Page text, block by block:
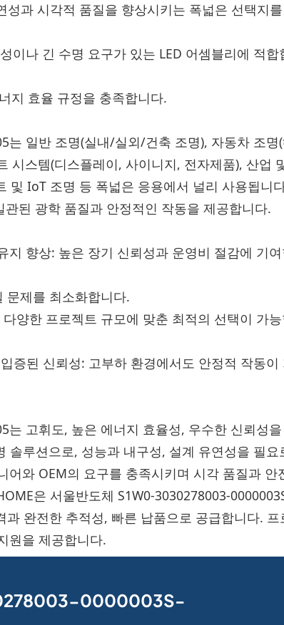
성과 시각적 품질을 향상시키는 폭넓은 선택지
이나 긴 수명 요구가 있는 LED 어셈블리에 적합
지 효율 규정을 충족합니다.
는 일반 조명(실내/실외/건축 조명), 자동차 조명
시스템(디스플레이, 사이니지, 전자제품), 산업
및 IoT 조명 등 폭넓은 응용에서 널리 사용됩니
된 광학 품질과 안정적인 작동을 제공합니다.
지 향상: 높은 장기 신뢰성과 운영비 절감에 기여
문제를 최소화합니다.
양한 프로젝트 규모에 맞춘 최적의 선택이 가
증된 신뢰성: 고부하 환경에서도 안정적 작동이
는 고휘도, 높은 에너지 효율성, 우수한 신뢰성
솔루션으로, 성능과 내구성, 설계 유연성을 필요
어와 OEM의 요구를 충족시키며 시각 품질과 안
은 서울반도체 S1W0-3030278003-
완전한 추적성, 빠른 납품으로 공급합니다. 프
원을 제공합니다.
0000003S-